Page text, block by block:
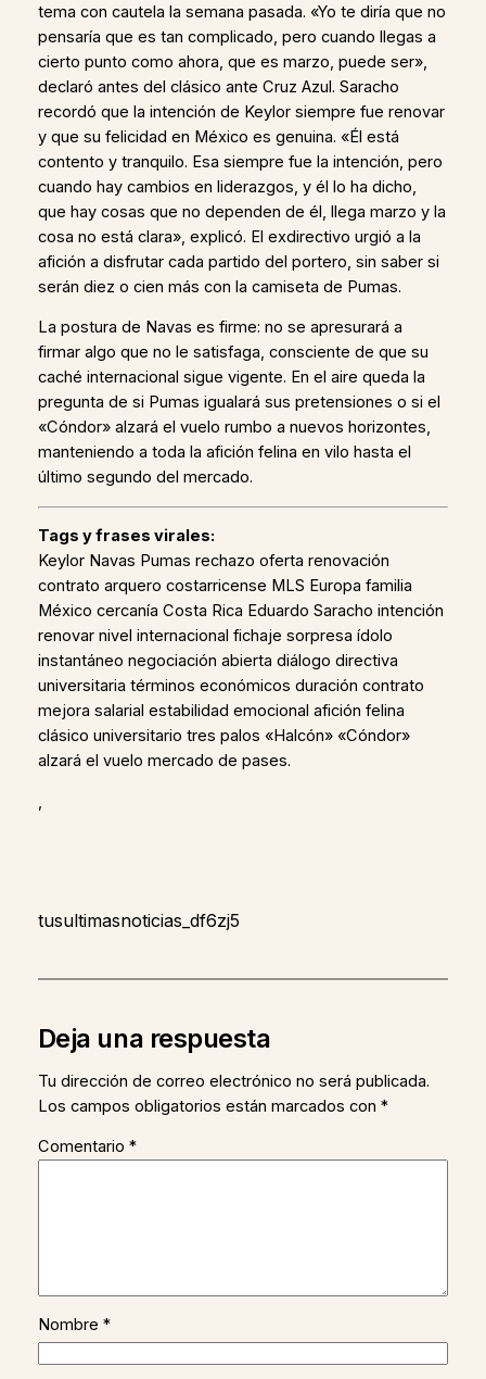
tema con cautela la semana pasada. «Yo te diría que no
pensaría que es tan complicado, pero cuando llegas a
cierto punto como ahora, que es marzo, puede ser»,
declaró antes del clásico ante Cruz Azul. Saracho
recordó que la intención de Keylor siempre fue renovar
y que su felicidad en México es genuina. «Él está
contento y tranquilo. Esa siempre fue la intención, pero
cuando hay cambios en liderazgos, y él lo ha dicho,
que hay cosas que no dependen de él, llega marzo y la
cosa no está clara», explicó. El exdirectivo urgió a la
afición a disfrutar cada partido del portero, sin saber si
serán diez o cien más con la camiseta de Pumas.
La postura de Navas es firme: no se apresurará a
firmar algo que no le satisfaga, consciente de que su
caché internacional sigue vigente. En el aire queda la
pregunta de si Pumas igualará sus pretensiones o si el
«Cóndor» alzará el vuelo rumbo a nuevos horizontes,
manteniendo a toda la afición felina en vilo hasta el
último segundo del mercado.
Tags y frases virales:
Keylor Navas Pumas rechazo oferta renovación
contrato arquero costarricense MLS Europa familia
México cercanía Costa Rica Eduardo Saracho intención
renovar nivel internacional fichaje sorpresa ídolo
instantáneo negociación abierta diálogo directiva
universitaria términos económicos duración contrato
mejora salarial estabilidad emocional afición felina
clásico universitario tres palos «Halcón» «Cóndor»
alzará el vuelo mercado de pases.
,
tusultimasnoticias_df6zj5
Deja una respuesta
Tu dirección de correo electrónico no será publicada.
Los campos obligatorios están marcados con *
Comentario *
Nombre *